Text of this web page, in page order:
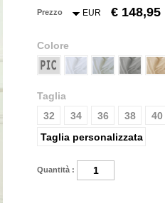
Prezzo EUR € 148,95
Colore
Taglia
32
34 36 38 40
Taglia personalizzata
Quantità :